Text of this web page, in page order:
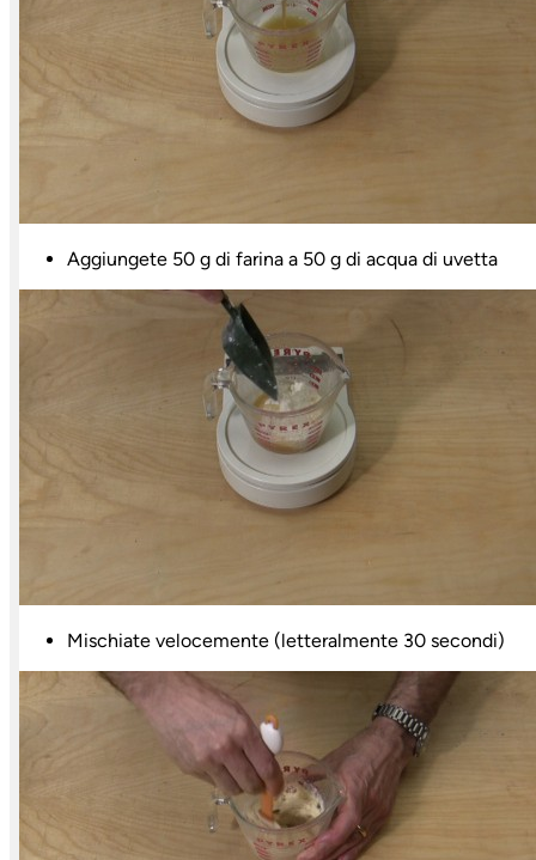
Aggiungete 50 g di farina a 50 g di acqua di uvetta
Mischiate velocemente (letteralmente 30 secondi)